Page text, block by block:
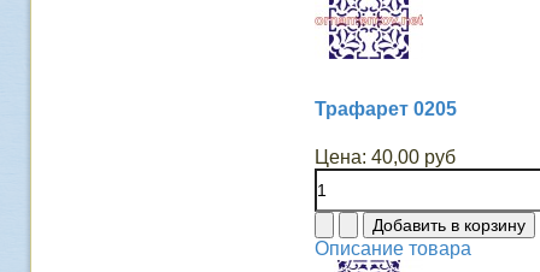
Трафарет 0205
Цена: 40,00 руб
Описание товара